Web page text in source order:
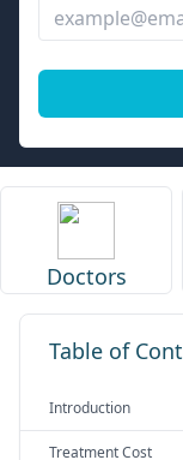
Doctors
Table of
Introduction
Treatment Cost